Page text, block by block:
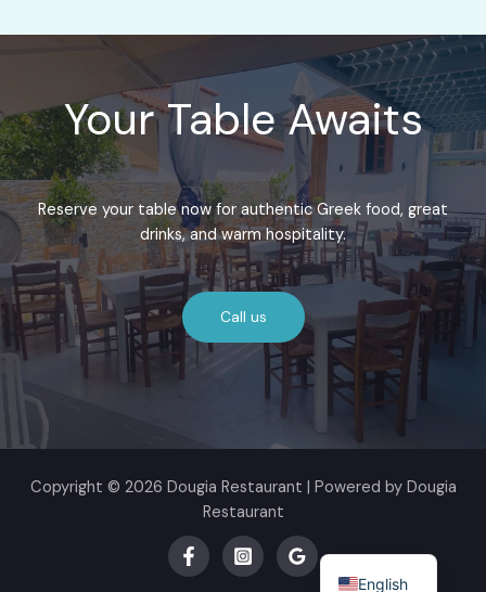
Your Table Awaits
Reserve your table now for authentic Greek food, great
drinks, and warm hospitality.
Call us
Copyright © 2026 Dougia Restaurant | Powered by Dougia
Restaurant
English